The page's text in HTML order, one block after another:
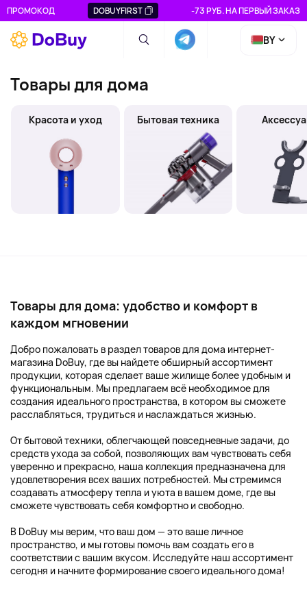
ПРОМОКОД DOBUYFIRST -73 РУБ. НА ПЕРВЫЙ ЗАКАЗ
BY
Товары для дома
Красота и уход Бытовая техника
Товары для дома: удобство и комфорт в
каждом мгновении
Добро пожаловать в раздел товаров для дома интернет-
магазина DoBuy, где вы найдете обширный ассортимент
продукции, которая сделает ваше жилище более удобным и
функциональным. Мы предлагаем всё необходимое для
создания идеального пространства, в котором вы сможете
расслабляться, трудиться и наслаждаться жизнью.
От бытовой техники, облегчающей повседневные задачи, до
средств ухода за собой, позволяющих вам чувствовать себя
уверенно и прекрасно, наша коллекция предназначена для
удовлетворения всех ваших потребностей. Мы стремимся
создавать атмосферу тепла и уюта в вашем доме, где вы
сможете чувствовать себя комфортно и свободно.
В DoBuy мы верим, что ваш дом — это ваше личное
пространство, и мы готовы помочь вам создать его в
соответствии с вашим вкусом. Исследуйте наш ассортимент
сегодня и начните формирование своего идеального дома!